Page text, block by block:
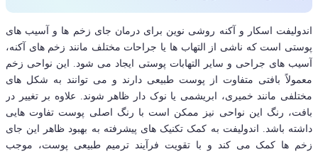
اندولیفت اسکار و آکنه روشی نوین برای درمان جای زخم ها و آسیب های
پوستی است که ناشی از التهاب ها یا جراحات مختلف مانند زخم های آکنه،
آسیب های جراحی و سایر التهابات پوستی ایجاد می شود. این نواحی زخم
معمولاً بافتی متفاوت از پوست طبیعی دارند و می توانند به شکل های
مختلفی مانند خمیری، ابریشمی یا نوک دار ظاهر شوند. علاوه بر تغییر در
بافت، رنگ این نواحی نیز ممکن است با رنگ اصلی پوست تفاوت هایی
داشته باشد. اندولیفت به کمک تکنیک های پیشرفته به بهبود ظاهر این جای
زخم ها کمک می کند و با تقویت فرآیند ترمیم طبیعی پوست، موجب